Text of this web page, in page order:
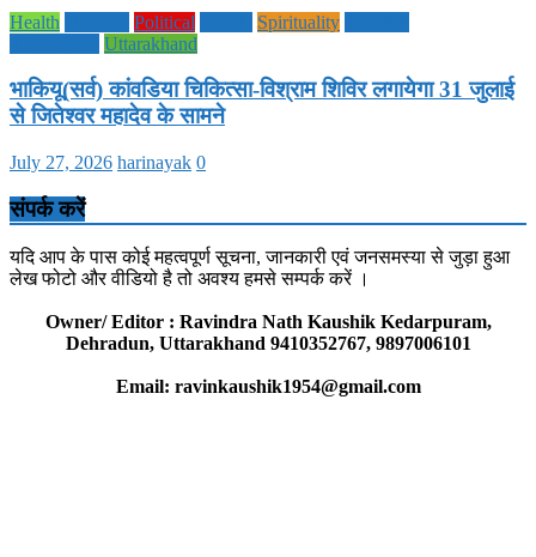
Health Political Spirituality
Uttarakhand
भाकियू(सर्व) कांवडिया चिकित्सा-विश्राम शिविर लगायेगा 31 जुलाई
से जितेश्वर महादेव के सामने
July 27, 2026 harinayak 0
संपर्क करें
यदि आप के पास कोई महत्वपूर्ण सूचना, जानकारी एवं जनसमस्या से जुड़ा हुआ
लेख फोटो और वीडियो है तो अवश्य हमसे सम्पर्क करें ।
Owner/ Editor : Ravindra Nath Kaushik Kedarpuram,
Dehradun, Uttarakhand 9410352767, 9897006101
Email: ravinkaushik1954@gmail.com